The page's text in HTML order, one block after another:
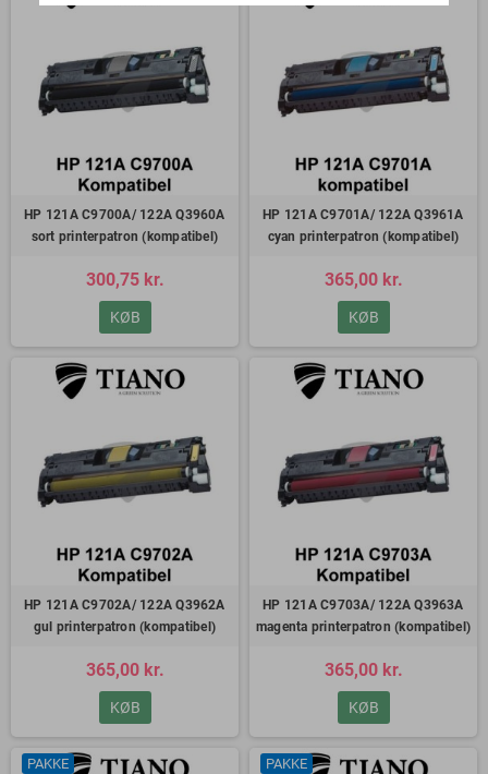
HP 121A C9700A/ 122A Q3960A
sort printerpatron (kompatibel)
300,75 kr.
KØB
HP 121A C9701A/ 122A Q3961A
cyan printerpatron (kompatibel)
365,00 kr.
KØB
HP 121A C9702A/ 122A Q3962A
gul printerpatron (kompatibel)
365,00 kr.
KØB
HP 121A C9703A/ 122A Q3963A
magenta printerpatron (kompatibel)
365,00 kr.
KØB
PAKKE PAKKE